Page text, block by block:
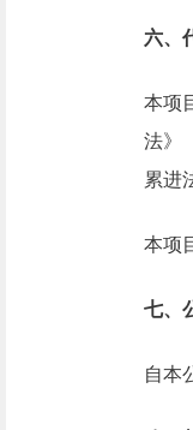
六、
本项
法》
累进
本项
七、
自本